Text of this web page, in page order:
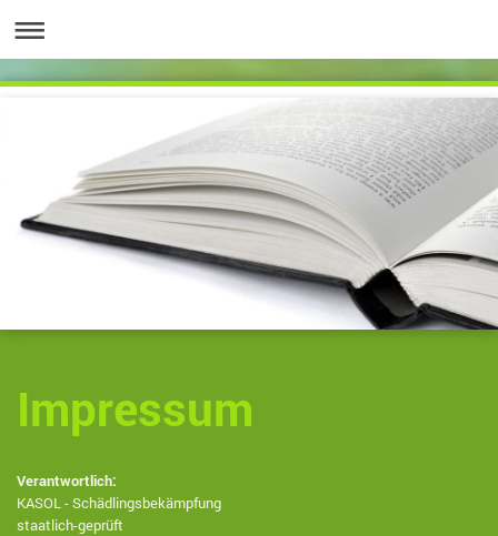
Impressum
Verantwortlich:
KASOL - Schädlingsbekämpfung
staatlich-geprüft